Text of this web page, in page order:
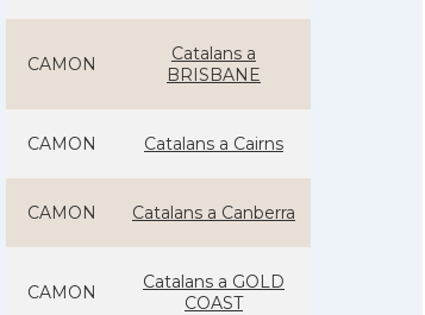
CAMON
Catalans a
BRISBANE
CAMON Catalans a Cairns
CAMON Catalans a Canberra
CAMON
Catalans a GOLD
COAST